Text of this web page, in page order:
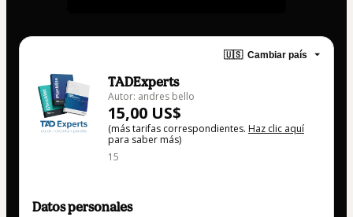
🇺🇸 Cambiar país
TADExperts
Autor: andres bello
15,00 US$
(más tarifas correspondientes. Haz clic aquí
para saber más)
15
Datos personales